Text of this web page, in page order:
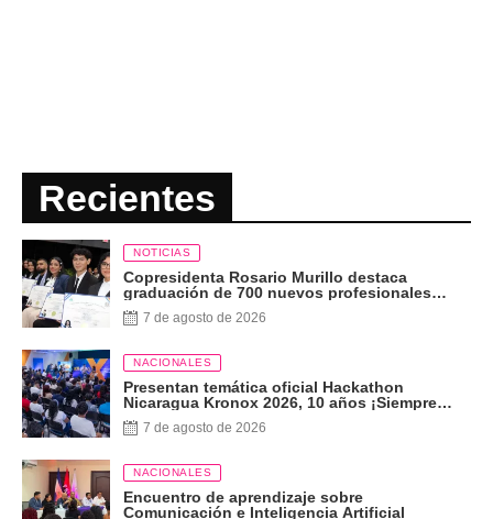
Recientes
NOTICIAS
Copresidenta Rosario Murillo destaca
graduación de 700 nuevos profesionales
Pueblo Presidente
7 de agosto de 2026
NACIONALES
Presentan temática oficial Hackathon
Nicaragua Kronox 2026, 10 años ¡Siempre
Más Allá!
7 de agosto de 2026
NACIONALES
Encuentro de aprendizaje sobre
Comunicación e Inteligencia Artificial